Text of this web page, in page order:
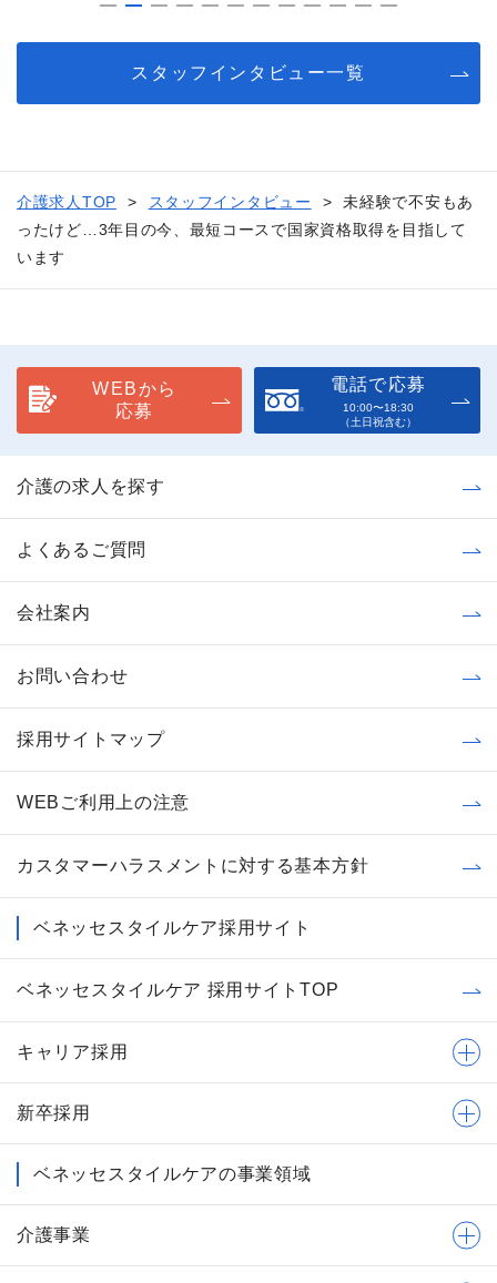
スタッフインタビュー一覧
介護求人TOP スタッフインタビュー
未経験で不安もあ
ったけど…3年目の今、最短コースで国家資格取得を目指して
います
WEBから
応募
電話で応募
10:00〜18:30
（土日祝含む）
介護の求人を探す
よくあるご質問
会社案内
お問い合わせ
採用サイトマップ
WEBご利用上の注意
カスタマーハラスメントに対する基本方針
ベネッセスタイルケア採用サイト
ベネッセスタイルケア 採用サイトTOP
キャリア採用
新卒採用
ベネッセスタイルケアの事業領域
介護事業